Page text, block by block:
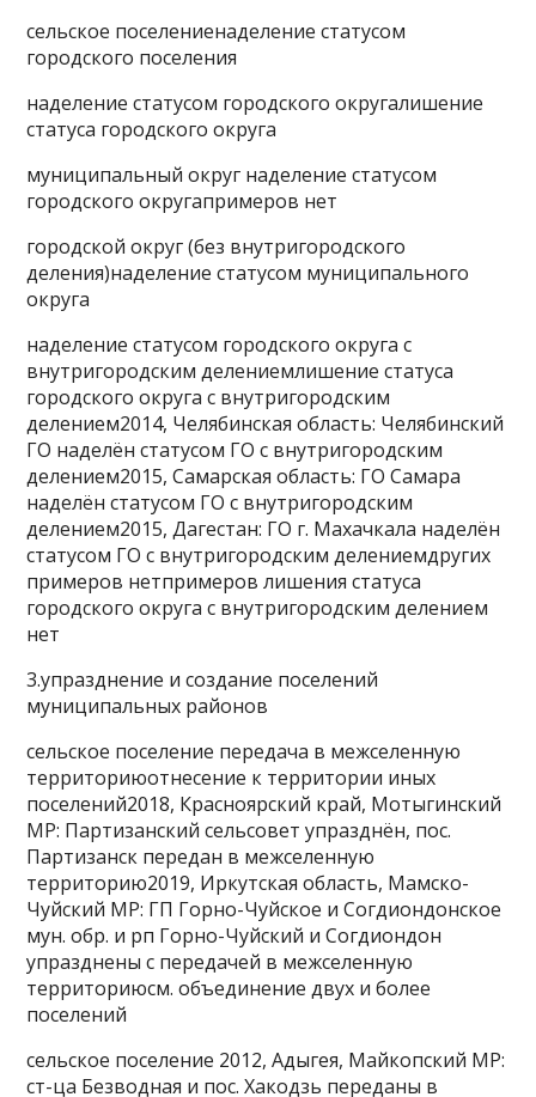
сельское поселениенаделение статусом
городского поселения
наделение статусом городского округалишение
статуса городского округа
муниципальный округ наделение статусом
городского округапримеров нет
городской округ (без внутригородского
деления)наделение статусом муниципального
округа
наделение статусом городского округа с
внутригородским делениемлишение статуса
городского округа с внутригородским
делением2014, Челябинская область: Челябинский
ГО наделён статусом ГО с внутригородским
делением2015, Самарская область: ГО Самара
наделён статусом ГО с внутригородским
делением2015, Дагестан: ГО г. Махачкала наделён
статусом ГО с внутригородским делениемдругих
примеров нетпримеров лишения статуса
городского округа с внутригородским делением
нет
3.упразднение и создание поселений
муниципальных районов
сельское поселение передача в межселенную
территориюотнесение к территории иных
поселений2018, Красноярский край, Мотыгинский
МР: Партизанский сельсовет упразднён, пос.
Партизанск передан в межселенную
территорию2019, Иркутская область, Мамско-
Чуйский МР: ГП Горно-Чуйское и Согдиондонское
мун. обр. и рп Горно-Чуйский и Согдиондон
упразднены с передачей в межселенную
территориюсм. объединение двух и более
поселений
сельское поселение 2012, Адыгея, Майкопский МР:
ст-ца Безводная и пос. Хакодзь переданы в